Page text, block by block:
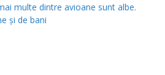
multe dintre avioane sunt albe.
și de bani